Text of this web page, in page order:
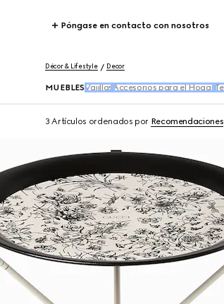
Póngase en contacto con nosotros
Décor & Lifestyle Decor
MUEBLES Vajillas Accesorios para el Hogar
3 Artículos ordenados por Recomendaciones